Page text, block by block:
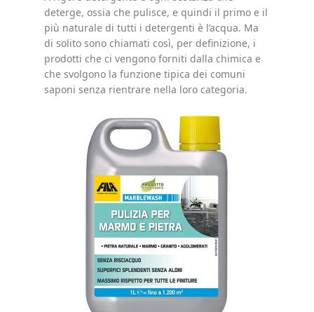
deterge, ossia che pulisce, e quindi il primo e il
più naturale di tutti i detergenti è l’acqua. Ma
di solito sono chiamati così, per definizione, i
prodotti che ci vengono forniti dalla chimica e
che svolgono la funzione tipica dei comuni
saponi senza rientrare nella loro categoria.